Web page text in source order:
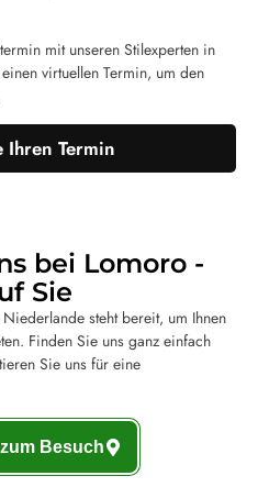
mit unseren Stilexperten in
virtuellen Termin, um den
Ihren Termin
bei Lomoro -
Sie
steht bereit, um Ihnen
Finden Sie uns ganz einfach
Sie uns für eine
Besuch